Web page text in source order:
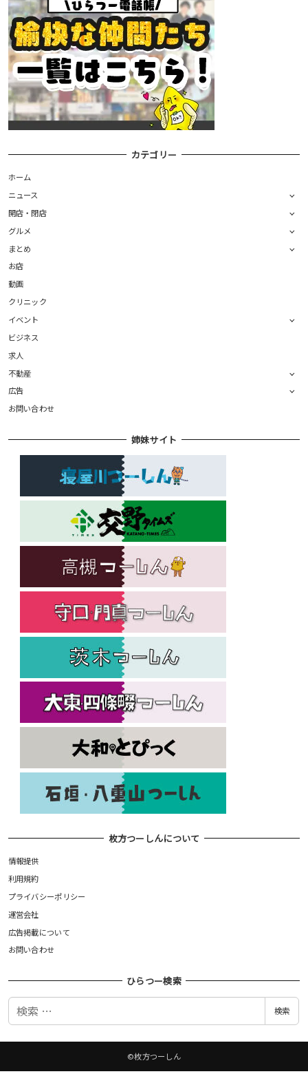
カテゴリー
ホーム
ニュース
開店・閉店
グルメ
まとめ
お店
動画
クリニック
イベント
ビジネス
求人
不動産
広告
お問い合わせ
姉妹サイト
枚方つーしんについて
情報提供
利用規約
プライバシーポリシー
運営会社
広告掲載について
お問い合わせ
ひらつー検索
検
検索
©枚方つーしん